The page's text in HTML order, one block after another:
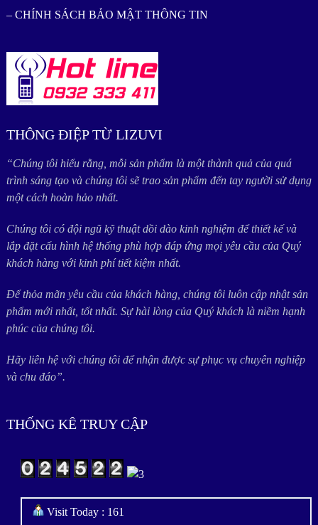
– CHÍNH SÁCH BẢO MẬT THÔNG TIN
THÔNG ĐIỆP TỪ LIZUVI
“Chúng tôi hiểu rằng, mỗi sản phẩm là một thành quả của quá
trình sáng tạo và chúng tôi sẽ trao sản phẩm đến tay người sử dụng
một cách hoàn hảo nhất.
Chúng tôi có đội ngũ kỹ thuật dồi dào kinh nghiệm để thiết kế và
lắp đặt cấu hình hệ thống phù hợp đáp ứng mọi yêu cầu của Quý
khách hàng với kinh phí tiết kiệm nhất.
Để thỏa mãn yêu cầu của khách hàng, chúng tôi luôn cập nhật sản
phẩm mới nhất, tốt nhất. Sự hài lòng của Quý khách là niềm hạnh
phúc của chúng tôi.
Hãy liên hệ với chúng tôi để nhận được sự phục vụ chuyên nghiệp
và chu đáo”.
THỐNG KÊ TRUY CẬP
Visit Today : 161